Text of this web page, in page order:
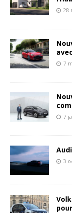
28
7
7
3